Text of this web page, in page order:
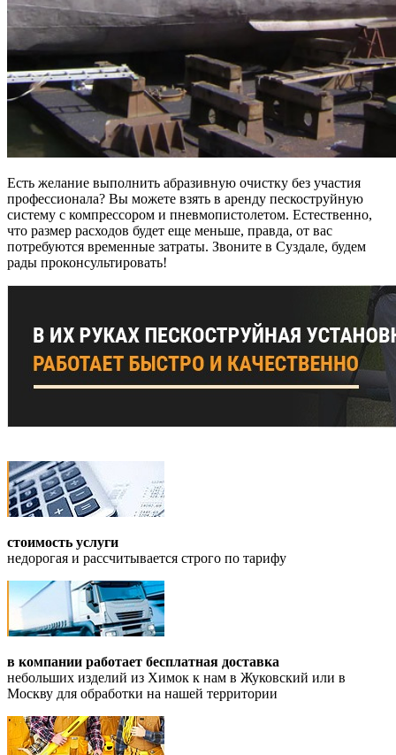
Есть желание выполнить абразивную очистку без участия
профессионала? Вы можете взять в аренду пескоструйную
систему с компрессором и пневмопистолетом. Естественно,
что размер расходов будет еще меньше, правда, от вас
потребуются временные затраты. Звоните в Суздале, будем
рады проконсультировать!
стоимость услуги
недорогая и рассчитывается строго по тарифу
в компании работает бесплатная доставка
небольших изделий из Химок к нам в Жуковский или в
Москву для обработки на нашей территории